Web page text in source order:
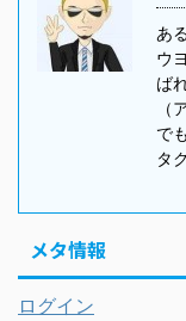
あ
ウ
ば
（
で
タ
メタ情報
ログイン